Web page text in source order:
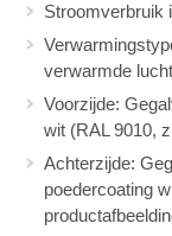
Stroomverbruik
verwarmde
Voorzijde:
wit (RAL 9010,
Achterzijde:
poedercoating